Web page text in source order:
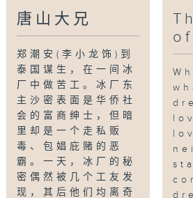
唐山大兄
郑潮安(李小龙饰)到
泰国谋生，在一间冰
厂中做苦工。冰厂东
主沙密表面是华侨社
会的富商绅士，但暗
里却是一个走私贩
毒、包娼庇赌的恶
霸。一天，冰厂的秘
密偶然被几个工友发
现，其后他们均离奇